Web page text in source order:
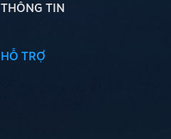
THÔNG TIN
HỖ TRỢ